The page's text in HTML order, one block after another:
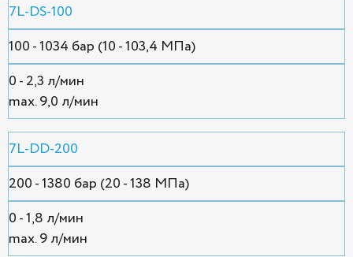
7L-DS-100
100 - 1034 бар (10 - 103,4 МПа)
0 - 2,3 л/мин
max. 9,0 л/мин
7L-DD-200
200 - 1380 бар (20 - 138 МПа)
0 - 1,8 л/мин
max. 9 л/мин